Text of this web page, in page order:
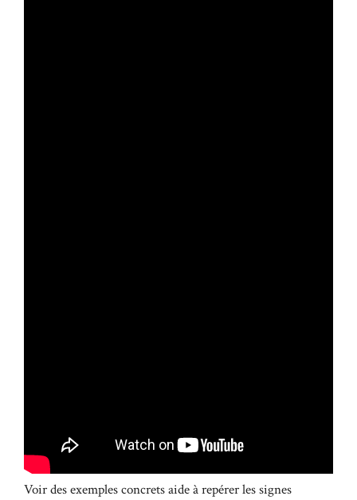
Voir des exemples concrets aide à repérer les signes